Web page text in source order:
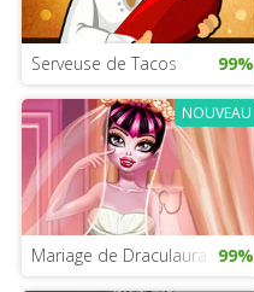
Serveuse de Tacos 99%
NOUVEAU
Mariage de Draculaura 99%